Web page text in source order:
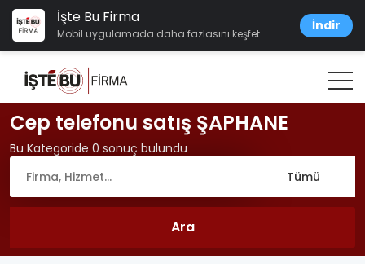
İşte Bu Firma
Mobil uygulamada daha fazlasını keşfet
İndir
Cep telefonu satış ŞAPHANE
Bu Kategoride 0 sonuç bulundu